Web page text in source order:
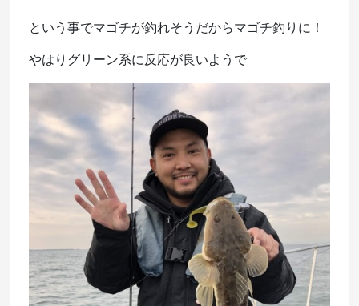
という事でマゴチが釣れそうだからマゴチ釣りに！
やはりグリーン系に反応が良いようで